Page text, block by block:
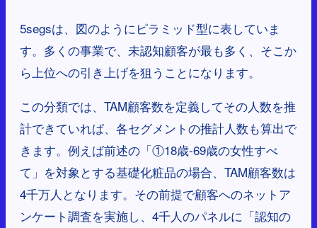
5segsは、図のようにピラミッド型に表していま
す。多くの事業で、未認知顧客が最も多く、そこか
ら上位への引き上げを狙うことになります。
この分類では、TAM顧客数を定義してその人数を推
計できていれば、各セグメントの推計人数も算出で
きます。例えば前述の「①18歳‐69歳の女性すべ
て」を対象とする基礎化粧品の場合、TAM顧客数は
4千万人となります。その前提で顧客へのネットア
ンケート調査を実施し、4千人のパネルに「認知の